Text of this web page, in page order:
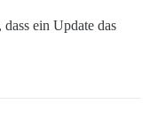
ein Update das